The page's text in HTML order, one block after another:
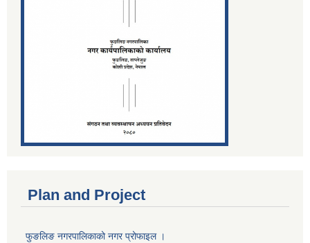
Plan and Project
फुङलिङ नगरपालिकाको नगर प्रोफाइल ।